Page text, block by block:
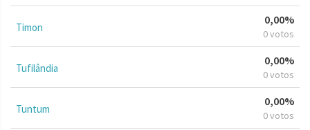
Timon
0,00%
0 votos
Tufilândia
0,00%
0 votos
Tuntum
0,00%
0 votos